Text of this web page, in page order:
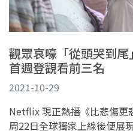
觀眾哀嚎「從頭哭到
首週登觀看前三名
2021-10-29
Netflix 現正熱播《比悲傷更
周22日全球獨家上線後便展